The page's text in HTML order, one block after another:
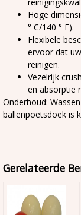
Hoge
° C/140 ° F).
Flexibele
ervoor dat
reinigen.
Vezelrijk
en absorptie
Onderhoud:
ballenpoetsdoek is
Gerelateerde